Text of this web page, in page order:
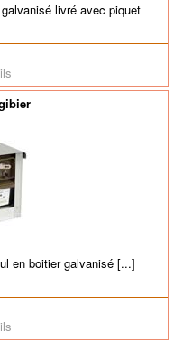
livré avec piquet
en boitier galvanisé [...]